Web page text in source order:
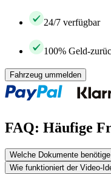
24/7 verfügbar
100% Geld-
Fahrzeug ummelden
FAQ: Häufige
Welche Dokumente
Wie funktioniert der Video-